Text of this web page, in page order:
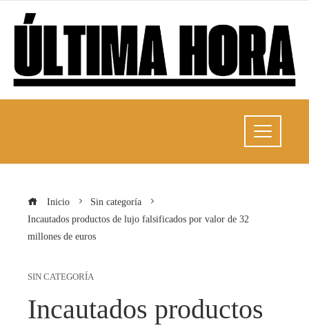
Inicio
Sin categoría
Incautados productos de lujo falsificados por valor de 32
millones de euros
SIN CATEGORÍA
Incautados productos